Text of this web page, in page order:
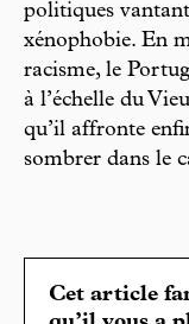
politiques
xénophobie. En
racisme, le
à l’échelle du
qu’il affronte
sombrer dans le
Cet article